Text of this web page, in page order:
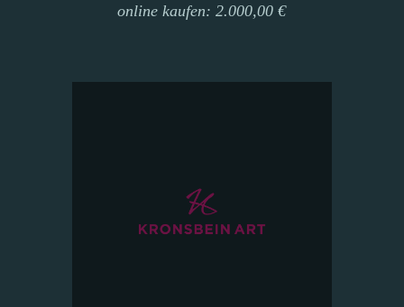
online kaufen: 2.000,00 €